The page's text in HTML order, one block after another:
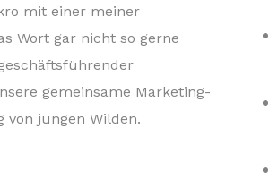
mit einer meiner
Wort gar nicht so gerne
gemeinsame Marketing-
jungen Wilden.